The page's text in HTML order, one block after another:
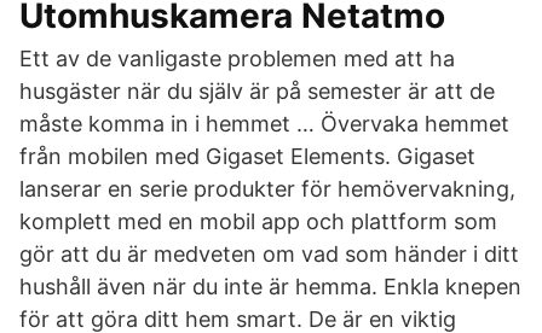
Utomhuskamera Netatmo
Ett av de vanligaste problemen med att ha
husgäster när du själv är på semester är att de
måste komma in i hemmet … Övervaka hemmet
från mobilen med Gigaset Elements. Gigaset
lanserar en serie produkter för hemövervakning,
komplett med en mobil app och plattform som
gör att du är medveten om vad som händer i ditt
hushåll även när du inte är hemma. Enkla knepen
för att göra ditt hem smart. De är en viktig